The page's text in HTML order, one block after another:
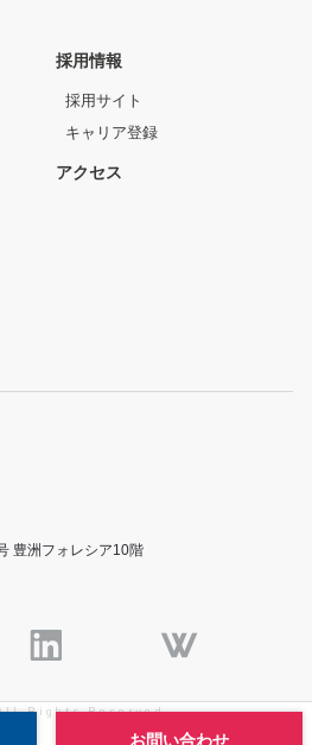
採用情報
採用サイト
キャリア登録
アクセス
豊洲フォレシア10階
Rights Reserved.
お問い合わせ